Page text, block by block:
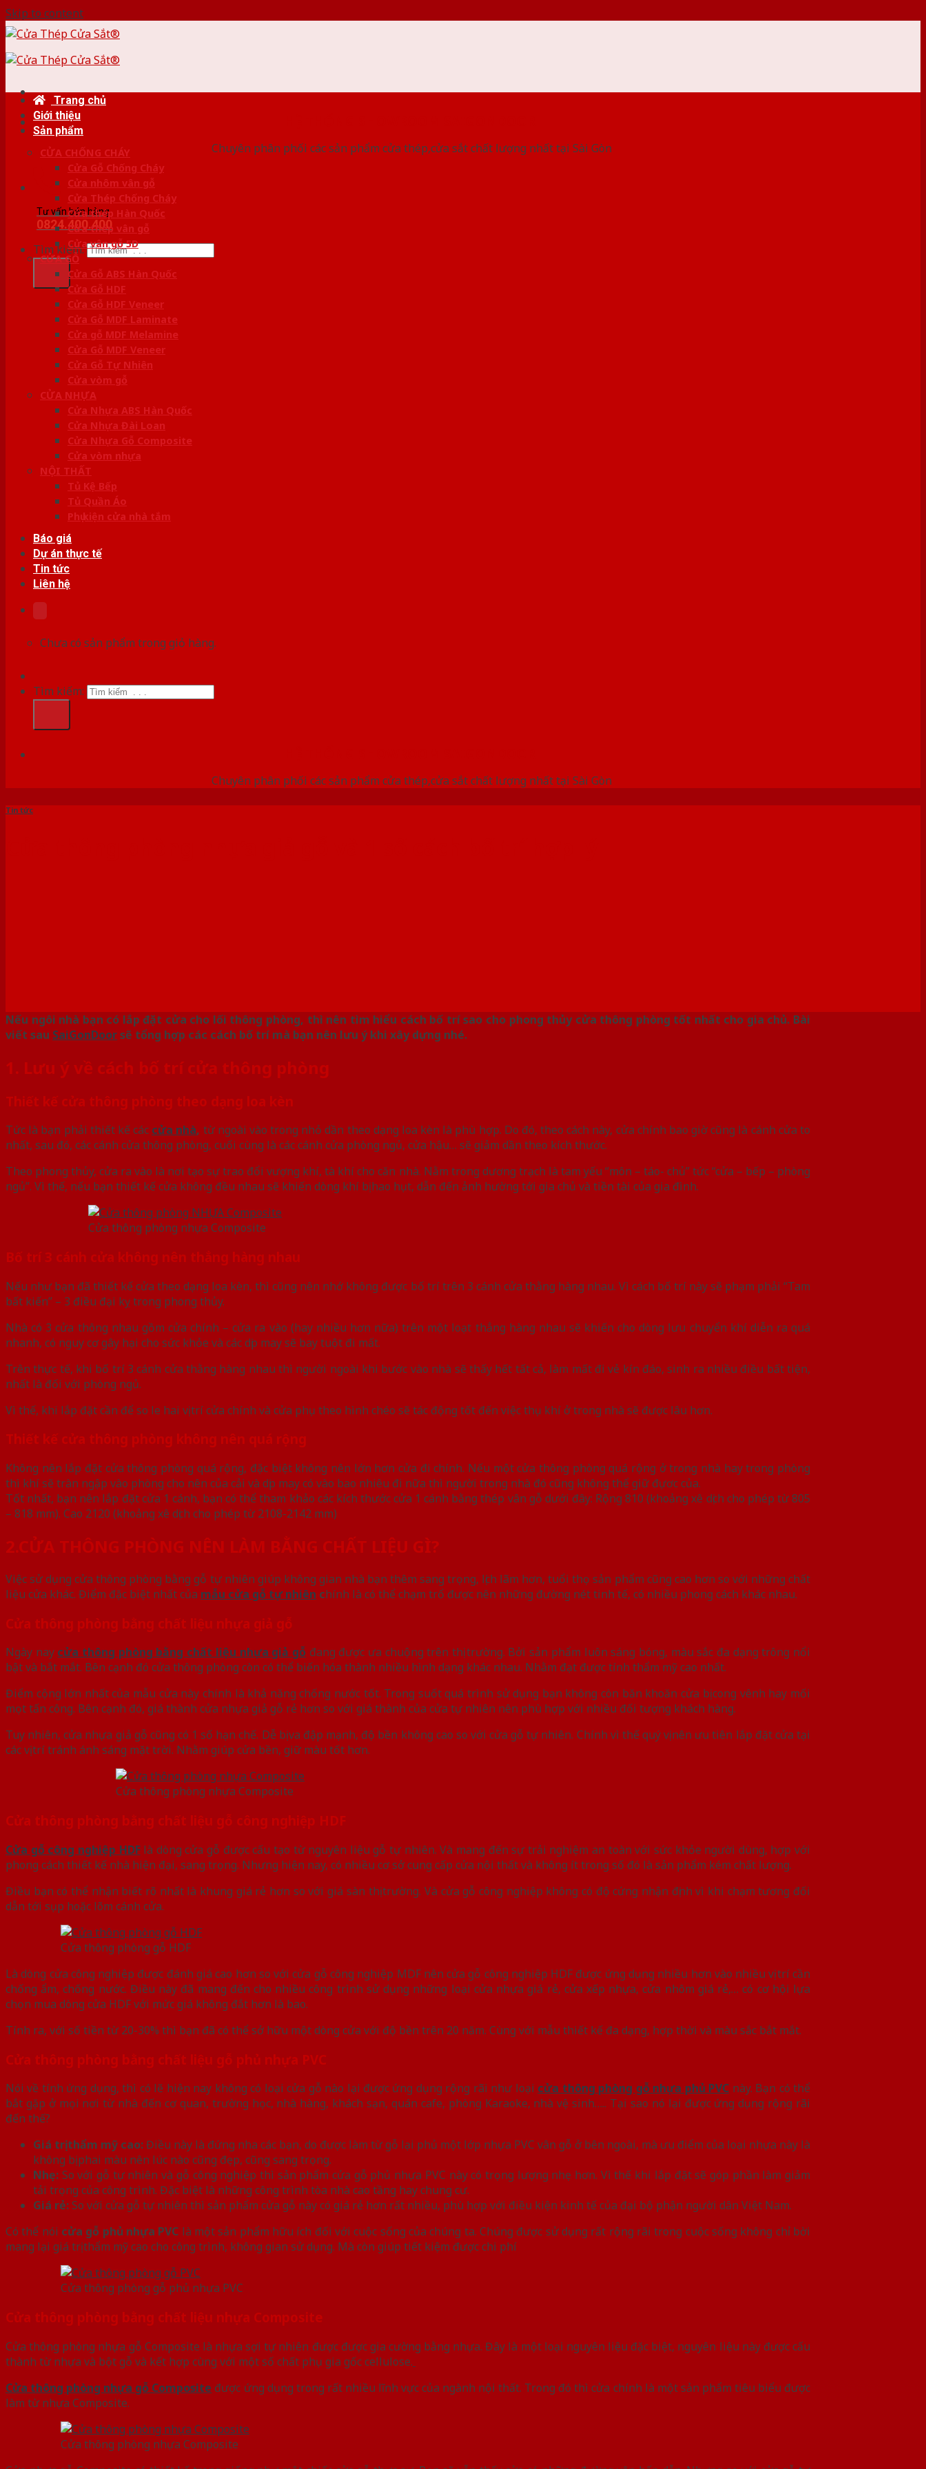
Skip to content
Chuyên phân phối các sản phẩm cửa thép,cửa sắt chất lượng nhất tại Sài Gòn
Tư vấn bán hàng
0824.400.400
Tìm kiếm:
Trang chủ
Giới thiệu
Sản phẩm
CỬA CHỐNG CHÁY
Cửa Gỗ Chống Cháy
Cửa nhôm vân gỗ
Cửa Thép Chống Cháy
Cửa thép Hàn Quốc
Cửa thép vân gỗ
Cửa vân gỗ 5D
CỬA GỖ
Cửa Gỗ ABS Hàn Quốc
Cửa Gỗ HDF
Cửa Gỗ HDF Veneer
Cửa Gỗ MDF Laminate
Cửa gỗ MDF Melamine
Cửa Gỗ MDF Veneer
Cửa Gỗ Tự Nhiên
Cửa vòm gỗ
CỬA NHỰA
Cửa Nhựa ABS Hàn Quốc
Cửa Nhựa Đài Loan
Cửa Nhựa Gỗ Composite
Cửa vòm nhựa
NỘI THẤT
Tủ Kệ Bếp
Tủ Quần Áo
Phụ kiện cửa nhà tắm
Báo giá
Dự án thực tế
Tin tức
Liên hệ
Chưa có sản phẩm trong giỏ hàng.
Tìm kiếm:
Chuyên phân phối các sản phẩm cửa thép,cửa sắt chất lượng nhất tại Sài Gòn
Tin tức
Nếu ngôi nhà bạn có lắp đặt cửa cho lối thông phòng, thì nên tìm hiểu cách bố trí sao cho phong thủy cửa thông phòng tốt nhất cho gia chủ. Bài
viết sau SaiGonDoorsẽ tổng hợp các cách bố trí mà bạn nên lưu ý khi xây dựng nhé.
1. Lưu ý về cách bố trí cửa thông phòng
Thiết kế cửa thông phòng theo dạng loa kèn
Tức là bạn phải thiết kế các cửa nhà, từ ngoài vào trong nhỏ dần theo dạng loa kèn là phù hợp. Do đó, theo cách này, cửa chính bao giờ cũng là cánh cửa to
nhất, sau đó, các cánh cửa thông phòng, cuối cùng là các cánh cửa phòng ngủ, cửa hậu… sẽ giảm dần theo kích thước.
Theo phong thủy, cửa ra vào là nơi tạo sự trao đổi vượng khí, tà khí cho căn nhà. Nằm trong dương trạch là tam yếu “môn – táo- chủ” tức “cửa – bếp – phòng
ngủ”. Vì thế, nếu bạn thiết kế cửa không đều nhau sẽ khiến dòng khí bị hao hụt, dẫn đến ảnh hường tới gia chủ và tiền tài của gia đình.
Cửa thông phòng nhựa Composite
Bố trí 3 cánh cửa không nên thẳng hàng nhau
Nếu như bạn đã thiết kế cửa theo dạng loa kèn, thì cũng nên nhớ không được bố trí trên 3 cánh cửa thằng hàng nhau. Vì cách bố trí này sẽ phạm phải “Tam
bất kiến” – 3 điều đại kỵ trong phong thủy.
Nhà có 3 cửa thông nhau gồm cửa chính – cửa ra vào (hay nhiều hơn nữa) trên một loạt thẳng hàng nhau sẽ khiến cho dòng lưu chuyển khí diễn ra quá
nhanh, có nguy cơ gây hại cho sức khỏe và các dịp may sẽ bay tuột đi mất.
Trên thực tế, khi bố trí 3 cánh cửa thằng hàng nhau thì người ngoài khi bước vào nhà sẽ thấy hết tất cả, làm mất đi vẻ kín đáo, sinh ra nhiều điều bất tiện,
nhất là đối với phòng ngủ.
Vì thế, khi lắp đặt cần để so le hai vị trí cửa chính và cửa phụ theo hình chéo sẽ tác động tốt đến việc thụ khí ở trong nhà sẽ được lâu hơn.
Thiết kế cửa thông phòng không nên quá rộng
Không nên lắp đặt cửa thông phòng quá rộng, đặc biệt không nên lớn hơn cửa đi chính. Nếu một cửa thông phòng quá rộng ở trong nhà hay trong phòng
thì khí sẽ tràn ngập vào phòng cho nên của cải và dịp may có vào bao nhiêu đi nữa thì người trong nhà đó cũng không thể giữ đựơc của.
Tốt nhất, bạn nên lắp đặt cửa 1 cánh, bạn có thể tham khảo các kích thước cửa 1 cánh bằng thép vân gỗ dưới đây: Rộng 810 (khoảng xê dịch cho phép từ 805
– 818 mm). Cao 2120 (khoảng xê dịch cho phép từ 2108-2142 mm)
2.CỬA THÔNG PHÒNG NÊN LÀM BẰNG CHẤT LIỆU GÌ?
Việc sử dụng cửa thông phòng bằng gỗ tự nhiên giúp không gian nhà bạn thêm sang trọng, lịch lãm hơn, tuổi thọ sản phẩm cũng cao hơn so với những chất
liệu cửa khác. Điểm đặc biệt nhất của mẫu cửa gỗ tự nhiên chính là có thể chạm trổ được nên những đường nét tinh tế, có nhiều phong cách khác nhau.
Cửa thông phòng bằng chất liệu nhựa giả gỗ
Ngày nay cửa thông phòng bằng chất liệu nhựa giả gỗđang được ưa chuộng trên thị trường. Bởi sản phẩm luôn sáng bóng, màu sắc đa dạng trông nổi
bật và bắt mắt. Bên cạnh đó cửa thông phòng còn có thể biến hóa thành nhiều hình dạng khác nhau. Nhằm đạt được tính thẩm mỹ cao nhất.
Điểm cộng lớn nhất của mẫu cửa này chính là khả năng chống nước tốt. Trong suốt quá trình sử dụng bạn không còn băn khoăn cửa bị cong vênh hay mối
mọt tấn công. Bên cạnh đó, giá thành cửa nhựa giả gỗ rẻ hơn so với giá thành của cửa tự nhiên nên phù hợp với nhiều đối tượng khách hàng.
Tuy nhiên, cửa nhựa giả gỗ cũng có 1 số hạn chế. Dễ bị va đập mạnh, độ bền không cao so với cửa gỗ tự nhiên. Chính vì thế quý vị nên ưu tiên lắp đặt cửa tại
các vị trí tránh ánh sáng mặt trời. Nhằm giúp cửa bền, giữ màu tốt hơn.
Cửa thông phòng nhựa Composite
Cửa thông phòng bằng chất liệu gỗ công nghiệp HDF
Cửa gỗ công nghiệp HDFlà dòng cửa gỗ được cấu tạo từ nguyên liệu gỗ tự nhiên. Và mang đến sự trải nghiệm an toàn với sức khỏe người dùng, hợp với
phong cách thiết kế nhà hiện đại, sang trọng. Nhưng hiện nay, có nhiều cơ sở cung cấp cửa nội thất và không ít trong số đó là sản phẩm kém chất lượng.
Điều bạn có thể nhận biết rõ nhất là khung giá rẻ hơn so với giá sàn thị trường. Và cửa gỗ công nghiệp không có độ cứng nhận định vì khi chạm tương đối
dẫn tới sụp hoặc lõm cánh cửa.
Cửa thông phòng gỗ HDF
Là dòng cửa công nghiệp được đánh giá cao hơn so với cửa gỗ công nghiệp MDF nên cửa gỗ công nghiệp HDF được ứng dụng nhiều hơn vào nhiều vị trí cần
chống ẩm, chống nước. Điều này đã mang đến cho nhiều công trình sử dụng những loại cửa nhựa giá rẻ, cửa xếp nhựa, cửa nhôm giá rẻ,… có cơ hội lựa
chọn mua dòng cửa HDF với mức giá không đắt hơn là bao.
Tính ra, với số tiền từ 20-30% thì bạn đã có thể sở hữu một dòng cửa với độ bền trên 20 năm. Cùng với mẫu thiết kế đa dạng, hợp thời và màu sắc bắt mắt.
Cửa thông phòng bằng chất liệu gỗ phủ nhựa PVC
Nói về tính ứng dụng, thì có lẽ hiện nay không có loại cửa gỗ nào lại được ứng dụng rộng rãi như loại cửa thông phòng gỗ nhựa phủ PVC này. Bạn có thể
bắt gặp ở mọi nơi từ nhà đến cơ quan, trường học, nhà hàng, khách sạn, quán cafe, phòng Karaoke, nhà vệ sinh….. Tại sao nó lại được ứng dụng rộng rãi
đến thế?
Giá trị thẩm mỹ cao:Điều này là đứng nha các bạn, do được làm từ gỗ lại phủ một lớp nhựa PVC vân gỗ ở bên ngoài, mà ưu điểm của loại nhựa này là
không bị phai màu nên lúc nào cũng đẹp, cũng sang trọng.
Nhẹ: So với gỗ tự nhiên và gỗ công nghiệp thì sản phẩm cửa gỗ phủ nhựa PVC này có trọng lượng nhẹ hơn. Vì thế khi lắp đặt sẽ góp phần làm giảm
tải trọng của công trình. Đặc biệt là những công trình tòa nhà cao tầng hay chung cư.
Giá rẻ:So với cửa gỗ tự nhiên thì sản phẩm cửa gỗ này có giá rẻ hơn rất nhiều, phù hợp với điều kiện kinh tế của đại bộ phận người dân Việt Nam.
Có thể nói cửa gỗ phủ nhựa PVC là một sản phẩm hữu ích đối với cuộc sống của chúng ta. Chúng được sử dụng rất rộng rãi trong cuộc sống không chỉ bời
mang lại giá trị thẩm mỹ cao cho công trình, không gian sử dụng. Mà còn giúp tiết kiệm được chi phí
Cửa thông phòng gỗ phủ nhựa PVC
Cửa thông phòng bằng chất liệu nhựa Composite
Cửa thông phòng nhựa gỗ Composite là nhựa sợi tự nhiên được được gia cường bằng nhựa. Đây là một loại nguyên liệu đặc biệt, nguyên liệu này được cấu
thành từ nhựa và bột gỗ và kết hợp cùng với một số chất phụ gia gốc cellulose.
Cửa thông phòng nhựa gỗ Composite được ứng dụng trong rất nhiều lĩnh vực của ngành nội thất. Trong đó thì cửa chính là một sản phẩm tiêu biểu được
làm từ nhựa Composite.
Cửa thông phòng nhựa Composite